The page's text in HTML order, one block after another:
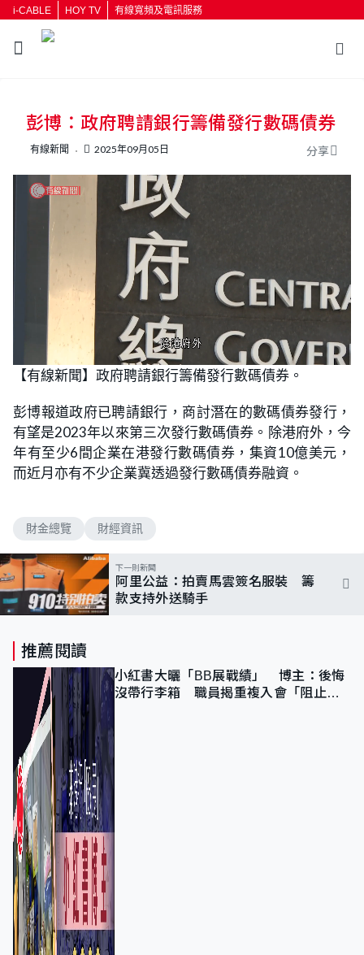
i-CABLE HOY TV 有線寬頻及電訊服務
按輸入鍵開始搜尋
彭博：政府聘請銀行籌備發行數碼債券
有線新聞 2025年09月05日 分享
n
m
u
e
L
o
a
d
:
1
0
0
.
0
0
%
【有線新聞】政府聘請銀行籌備發行數碼債券。
彭博報道政府已聘請銀行，商討潛在的數碼債券發行，
有望是2023年以來第三次發行數碼債券。除港府外，今
年有至少6間企業在港發行數碼債券，集資10億美元，
而近月亦有不少企業冀透過發行數碼債券融資。
財金總覽 財經資訊
下一則新聞
阿里公益：拍賣馬雲簽名服裝 籌
款支持外送騎手
推薦閱讀
小紅書大曬「BB展戰績」 博主：後悔
沒帶行李箱 職員揭重複入會「阻止唔